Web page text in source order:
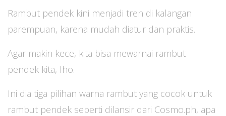
Rambut pendek kini menjadi tren di kalangan
parempuan, karena mudah diatur dan praktis.
Agar makin kece, kita bisa mewarnai rambut
pendek kita, lho.
Ini dia tiga pilihan warna rambut yang cocok untuk
rambut pendek seperti dilansir dari Cosmo.ph, apa